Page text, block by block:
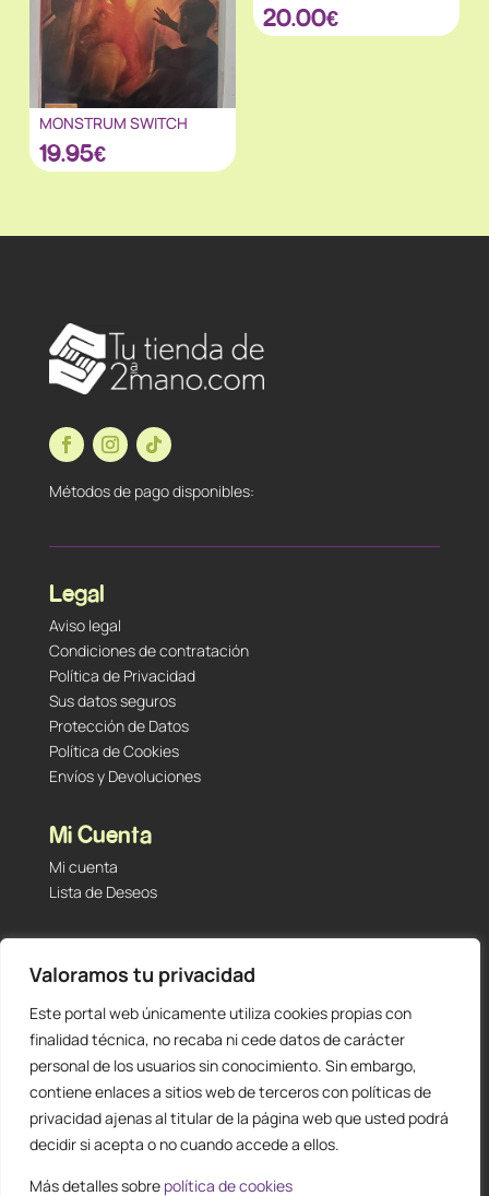
Valoramos tu privacidad
Este portal web únicamente utiliza cookies propias con
finalidad técnica, no recaba ni cede datos de carácter
personal de los usuarios sin conocimiento. Sin embargo,
contiene enlaces a sitios web de terceros con políticas de
privacidad ajenas al titular de la página web que usted podrá
decidir si acepta o no cuando accede a ellos.
Más detalles sobre política de cookies
MONSTRUM SWITCH
19.95€
20.00€
Métodos de pago disponibles:
Legal
Aviso legal
Condiciones de contratación
Política de Privacidad
Sus datos seguros
Protección de Datos
Política de Cookies
Envíos y Devoluciones
Mi Cuenta
Mi cuenta
Lista de Deseos
Tu Tienda de Segunda Mano, Sambara #101 (Madrid,
28027 – España)
912 60 05 55 |+34 601 23 09 14
info@staging.tutiendadesegundamano.com